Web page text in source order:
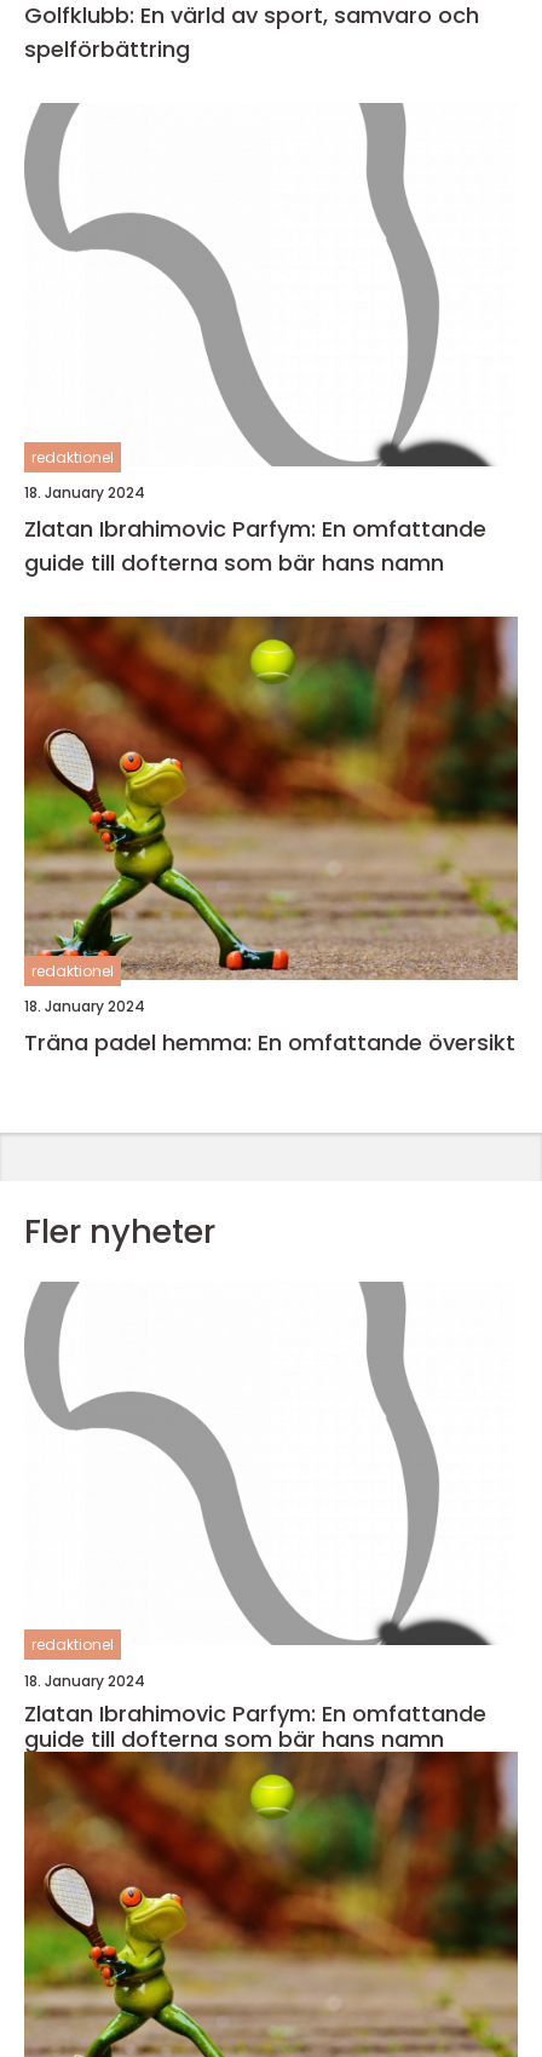
Golfklubb: En värld av sport, samvaro och
spelförbättring
redaktionel
18. January 2024
Zlatan Ibrahimovic Parfym: En omfattande
guide till dofterna som bär hans namn
redaktionel
18. January 2024
Träna padel hemma: En omfattande översikt
Fler nyheter
redaktionel
18. January 2024
Zlatan Ibrahimovic Parfym: En omfattande
guide till dofterna som bär hans namn